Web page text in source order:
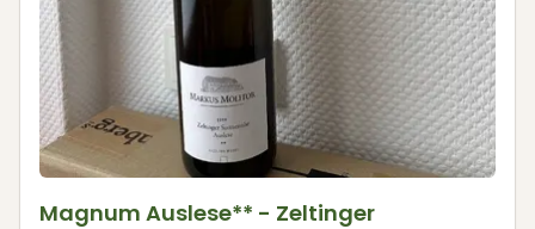
Magnum Auslese** - Zeltinger